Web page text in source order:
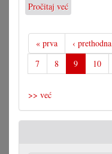
Pročitaj već
ReVenin
ormar
« prva
‹ prethodna
7
8 9 10
>> već